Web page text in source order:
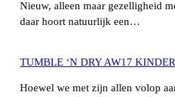
Nieuw, alleen maar gezelligheid
daar hoort natuurlijk een…
TUMBLE ‘N DRY AW17
Hoewel we met zijn allen volop